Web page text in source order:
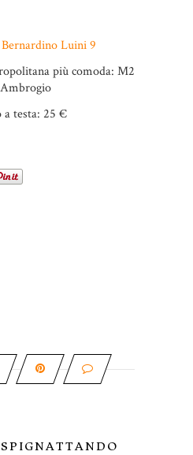
Luini 9
più comoda: M2
a testa: 25 €
SPIGNATTANDO